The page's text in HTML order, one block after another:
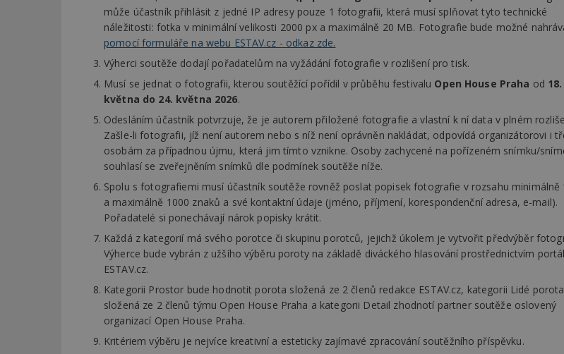
může účastník přihlásit z jedné IP adresy pouze 1 fotografii, která musí splňovat tyto technické
náležitosti: fotka v minimální velikosti 2000 px a maximálně 20 MB. Fotografie bude možné
pomocí formuláře na webu ESTAV.cz - odkaz zde.
Výherci soutěže dodají pořadatelům na vyžádání fotografie v rozlišení pro tisk.
Musí se jednat o fotografii, kterou soutěžící pořídil v průběhu festivalu Open House Praha od 18.
května do 24. května 2026.
Odesláním účastník potvrzuje, že je autorem přiložené fotografie a vlastní k ní data v plném
Zašle-li fotografii, jíž není autorem nebo s níž není oprávněn nakládat, odpovídá organizátorovi i
osobám za případnou újmu, která jim tímto vznikne. Osoby zachycené na pořízeném snímku/
souhlasí se zveřejněním snímků dle podmínek soutěže níže.
Spolu s fotografiemi musí účastník soutěže rovněž poslat popisek fotografie v rozsahu minimálně
a maximálně 1000 znaků a své kontaktní údaje (jméno, příjmení, korespondenční adresa, e-mail).
Pořadatelé si ponechávají nárok popisky krátit.
Každá z kategorií má svého porotce či skupinu porotců, jejichž úkolem je vytvořit předvýběr
Výherce bude vybrán z užšího výběru poroty na základě diváckého hlasování prostřednictvím
ESTAV.cz.
Kategorii Prostor bude hodnotit porota složená ze 2 členů redakce ESTAV.cz, kategorii Lidé porota
složená ze 2 členů týmu Open House Praha a kategorii Detail zhodnotí partner soutěže oslovený
organizací Open House Praha.
Kritériem výběru je nejvíce kreativní a esteticky zajímavé zpracování soutěžního příspěvku.